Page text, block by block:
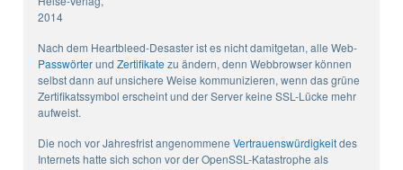
2014
Nach dem Heartbleed-Desaster ist es nicht damitgetan, alle Web-
Passwörterund Zertifikate zu ändern, denn Webbrowser können
selbst dann auf unsichere Weise kommunizieren, wenn das grüne
Zertifikatssymbol erscheint und der Server keine SSL-Lücke mehr
aufweist.
Die noch vor Jahresfrist angenommene Vertrauenswürdigkeitdes
Internets hatte sich schon vor der OpenSSL-Katastrophe als